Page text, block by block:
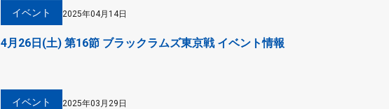
イベント 2025年04月14日
4月26日(土) 第16節 ブラックラムズ東京戦 イベント情報
イベント 2025年03月29日